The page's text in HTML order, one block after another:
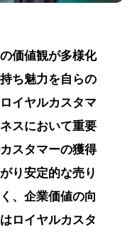
価値観が多様化
ち魅力を自らの
イヤルカスタマ
スにおいて重要
スタマーの獲得
り安定的な売り
、企業価値の向
ロイヤルカスタ